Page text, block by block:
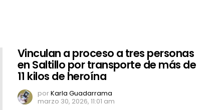
Vinculan a proceso a tres personas
en Saltillo por transporte de más de
11 kilos de heroína
porKarla Guadarrama
marzo 30, 2026, 11:01 am